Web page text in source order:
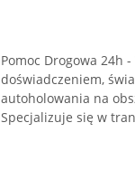
Pomoc Drogowa 24h
doświadczeniem,
autoholowania na
Specjalizuje się w